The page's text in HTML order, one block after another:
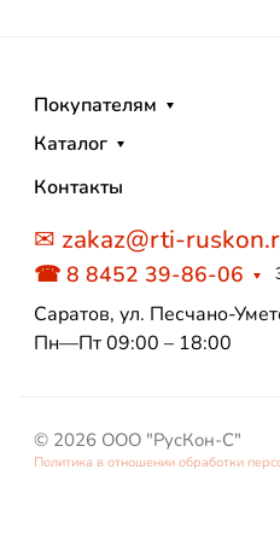
Покупателям
Каталог
Контакты
✉ zakaz@rti-
☎ 8 8452 39-86-06
Саратов, ул. Песчано-
Пн—Пт 09:00 – 18:00
© 2026 ООО "РусКон-С"
Политика в отношении обработки